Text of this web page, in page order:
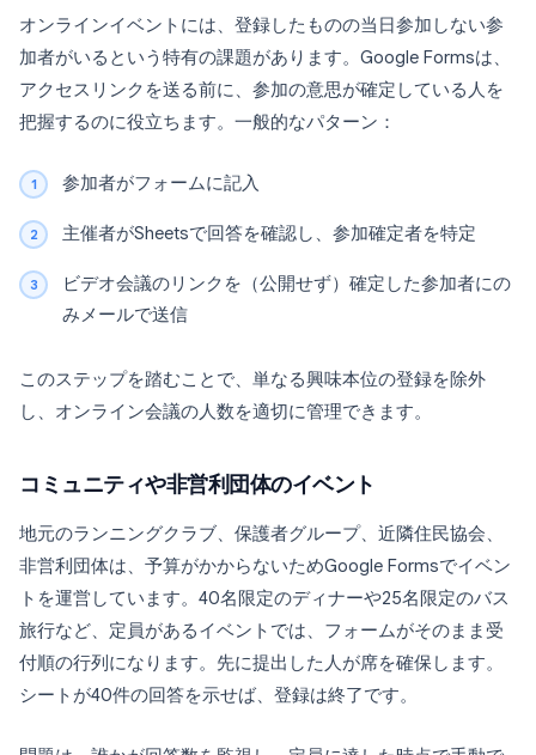
オンラインイベントには、登録したものの当日参加しない参
加者がいるという特有の課題があります。Google Formsは、
アクセスリンクを送る前に、参加の意思が確定している人を
把握するのに役立ちます。一般的なパターン：
参加者がフォームに記入
主催者がSheetsで回答を確認し、参加確定者を特定
ビデオ会議のリンクを（公開せず）確定した参加者にの
みメールで送信
このステップを踏むことで、単なる興味本位の登録を除外
し、オンライン会議の人数を適切に管理できます。
コミュニティや非営利団体のイベント
地元のランニングクラブ、保護者グループ、近隣住民協会、
非営利団体は、予算がかからないためGoogle Formsでイベン
トを運営しています。40名限定のディナーや25名限定のバス
旅行など、定員があるイベントでは、フォームがそのまま受
付順の行列になります。先に提出した人が席を確保します。
シートが40件の回答を示せば、登録は終了です。